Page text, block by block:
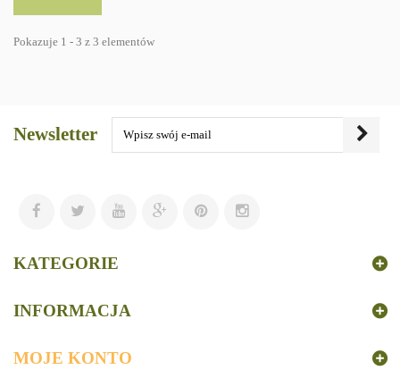
Pokazuje 1 - 3 z 3 elementów
Newsletter
KATEGORIE
INFORMACJA
MOJE KONTO